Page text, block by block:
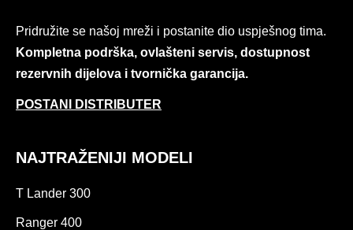
Pridružite se našoj mreži i postanite dio uspješnog tima.
Kompletna podrška, ovlašteni servis, dostupnost
rezervnih dijelova i tvornička garancija.
POSTANI DISTRIBUTER
NAJTRAŽENIJI MODELI
T Lander 300
Ranger 400